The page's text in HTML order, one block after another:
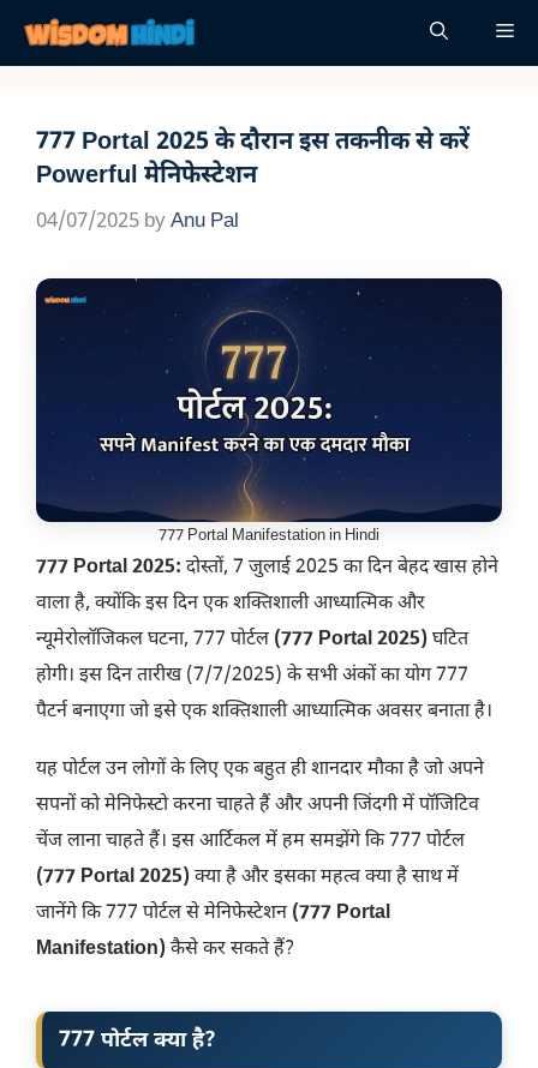
content
777 Portal 2025 के दौरान इस तकनीक से करें
Powerful मेनिफेस्टेशन
04/07/2025 byAnu Pal
777 Portal Manifestation in Hindi
777 Portal 2025: दोस्तों, 7 जुलाई 2025 का दिन बेहद खास होने
वाला है, क्योंकि इस दिन एक शक्तिशाली आध्यात्मिक और
न्यूमेरोलॉजिकल घटना, 777 पोर्टल (777 Portal 2025) घटित
होगी। इस दिन तारीख (7/7/2025) के सभी अंकों का योग 777
पैटर्न बनाएगा जो इसे एक शक्तिशाली आध्यात्मिक अवसर बनाता है।
यह पोर्टल उन लोगों के लिए एक बहुत ही शानदार मौका है जो अपने
सपनों को मेनिफेस्टो करना चाहते हैं और अपनी जिंदगी में पॉजिटिव
चेंज लाना चाहते हैं। इस आर्टिकल में हम समझेंगे कि 777 पोर्टल
(777 Portal 2025) क्या है और इसका महत्व क्या है साथ में
जानेंगे कि 777 पोर्टल से मेनिफेस्टेशन (777 Portal
Manifestation) कैसे कर सकते हैं?
777 पोर्टल क्या है?